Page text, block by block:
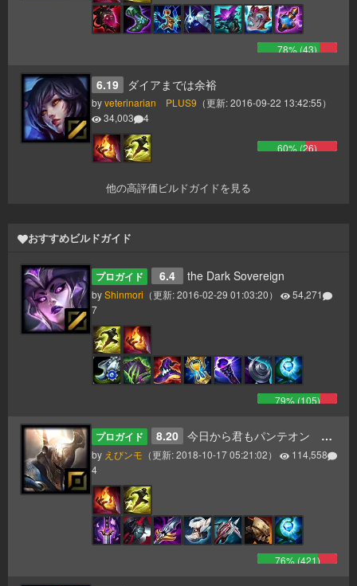
78% (43)
6.19 ダイアまでは余裕
byveterinarian PLUS9 （更新:2016-09-22 13:42:55）
34,003
4
60% (26)
他の高評価ビルドガイドを見る
おすすめビルドガイド
プロガイド 6.4 the Dark Sovereign
byShinmori （更新:2016-02-29 01:03:20）
54,271
7
79% (105)
プロガイド 8.20 今日から君もパンテオン 更新8.20
by えびンモ （更新:2018-10-17 05:21:02）
114,558
4
76% (421)